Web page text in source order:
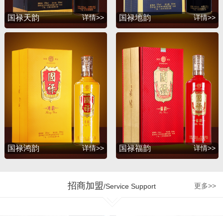
元。短短几年，公司在全
国各地建立了稳定的销售
渠道，产品销量持续攀
的支持与厚爱。2012年
初，公司为满足广大消费
者的诉求，联合深圳知名
包装设计公司胡景润工作
室、贵州大学酒体设计专
家吴天祥教授、贵州茅台
酒厂酿酒工程师梁明峰先
生，倾力推出战略品牌
——国禄系列酒，与此同
时公司和茅台集团、五粮
州珍酒、金沙回沙酒业等
国禄天韵 详情>> 国禄地韵 详情>>
国禄鸿韵 详情>> 国禄福韵 详情>>
招商加盟/Service Support 更多>>